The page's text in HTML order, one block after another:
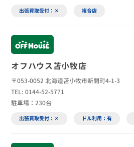
出張買取受付：× 複合店
オフハウス苫小牧店
〒053-0052 北海道苫小牧市新開町4-1-3
TEL: 0144-52-5771
駐車場：230台
出張買取受付：× ドル利用：有